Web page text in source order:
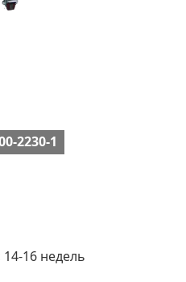
2230-1
16 недель